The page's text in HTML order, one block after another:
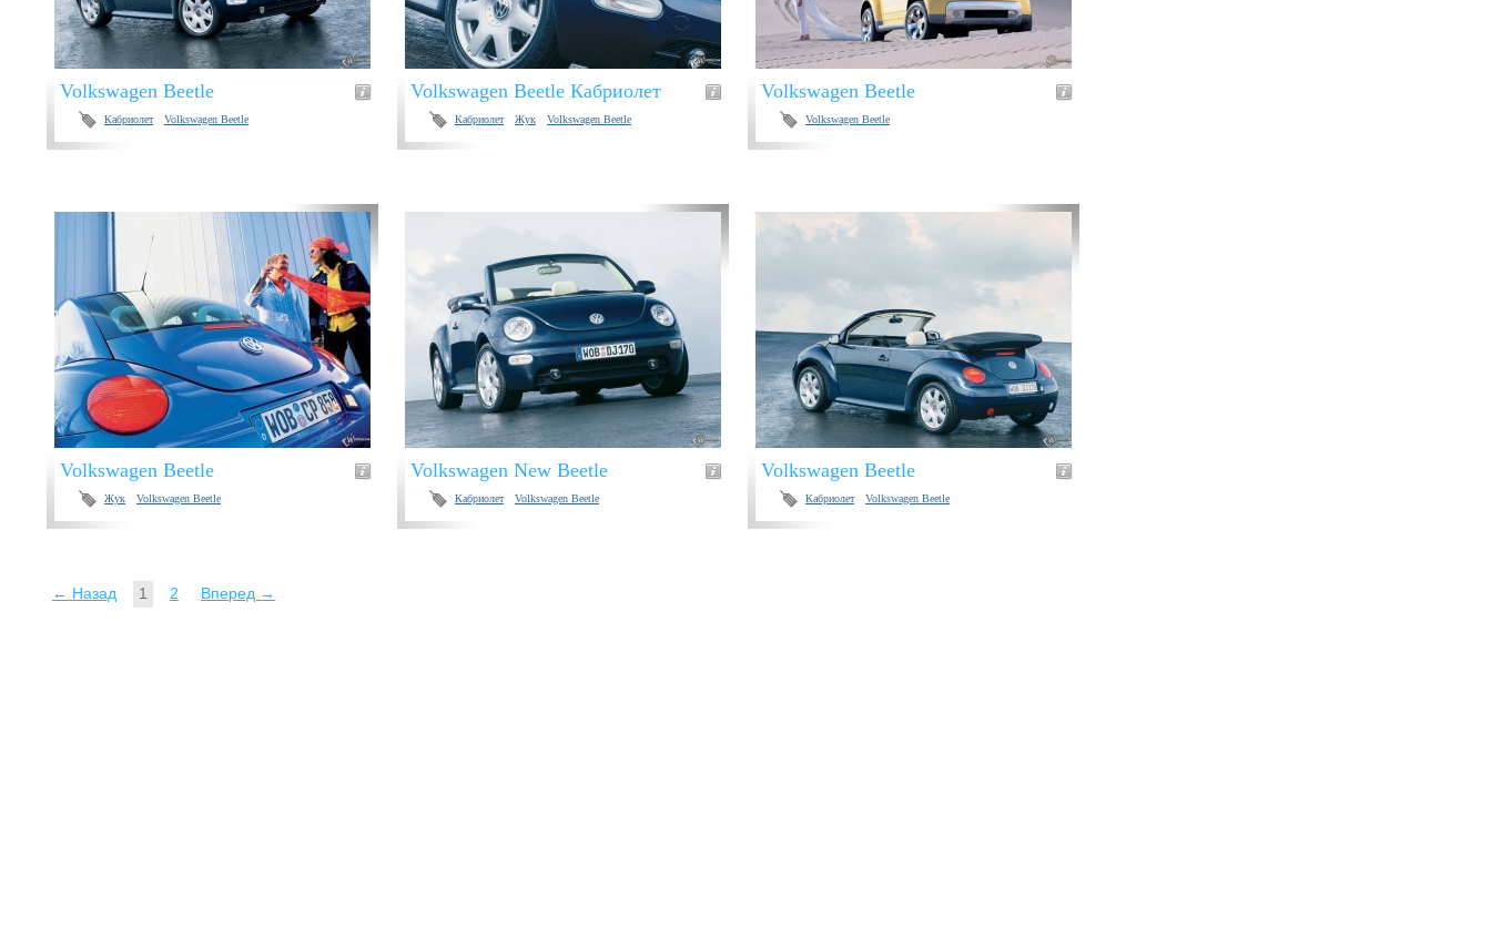
Volkswagen Beetle
Кабриолет Volkswagen Beetle
Volkswagen Beetle Кабриолет
Кабриолет Жук Volkswagen Beetle
Volkswagen Beetle
Volkswagen Beetle
Volkswagen Beetle
Жук Volkswagen Beetle
Volkswagen New Beetle
Кабриолет Volkswagen Beetle
Volkswagen Beetle
Кабриолет Volkswagen Beetle
← Назад 1 2 Вперед →